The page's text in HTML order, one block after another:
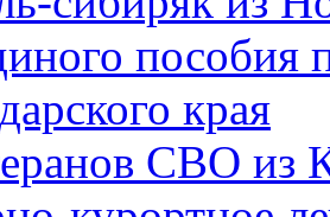
пособия
края
СВО из